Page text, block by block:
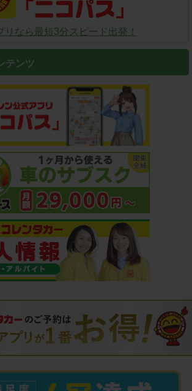
リなら最短3分スピード出発！
テンツ